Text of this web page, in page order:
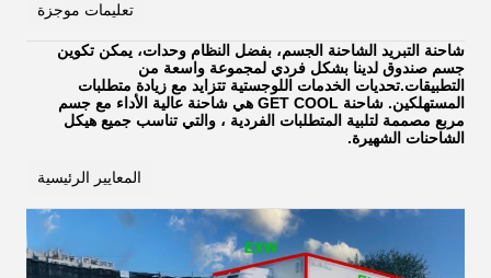
تعليمات موجزة
شاحنة التبريد الشاحنة الجسم، بفضل النظام وحدات، يمكن تكوين
جسم صندوق لدينا بشكل فردي لمجموعة واسعة من
التطبيقات.تحديات الخدمات اللوجستية تتزايد مع زيادة متطلبات
المستهلكين. شاحنة GET COOL هي شاحنة عالية الأداء مع جسم
مربع مصممة لتلبية المتطلبات الفردية ، والتي تناسب جميع هيكل
الشاحنات الشهيرة.
المعايير الرئيسية